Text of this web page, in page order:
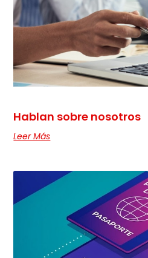
Hablan sobre nosotros
Leer Más